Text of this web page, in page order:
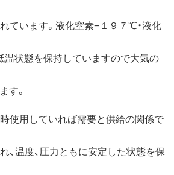
ています。液化窒素−１９７℃・液化
状態を保持していますので大気の
す。
使用していれば需要と供給の関係で
、温度、圧力ともに安定した状態を保